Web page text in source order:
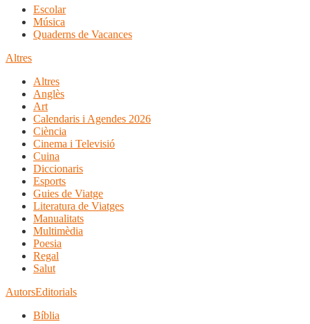
Escolar
Música
Quaderns de Vacances
Altres
Altres
Anglès
Art
Calendaris i Agendes 2026
Ciència
Cinema i Televisió
Cuina
Diccionaris
Esports
Guies de Viatge
Literatura de Viatges
Manualitats
Multimèdia
Poesia
Regal
Salut
AutorsEditorials
Bíblia